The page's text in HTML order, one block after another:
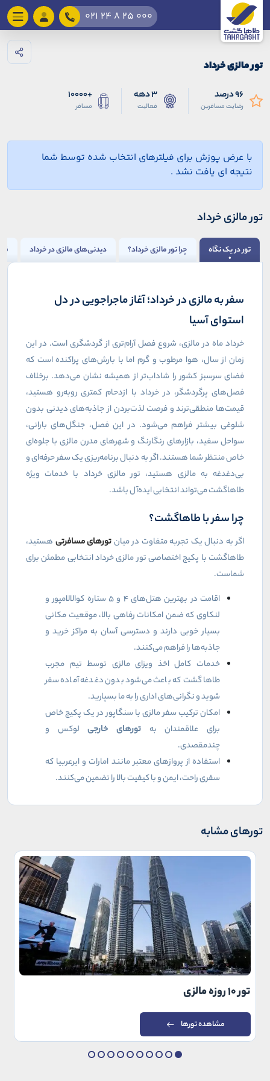
021 24 8 25 000
تور مالزی خرداد
96 درصد
رضایت مسافرین
3 دهه
فعالیت
+10000
مسافر
با عرض پوزش برای فیلترهای انتخاب شده توسط شما
نتیجه ای یافت نشد .
تور مالزی خرداد
تور در یک نگاه چرا تور مالزی خرداد؟ دیدنی‌های مالزی در خرداد
سفر به مالزی در خرداد؛ آغاز ماجراجویی در دل
استوای آسیا
خرداد ماه در مالزی، شروع فصل آرام‌تری از گردشگری است. در این
زمان از سال، هوا مرطوب و گرم اما با بارش‌های پراکنده است که
فضای سرسبز کشور را شاداب‌تر از همیشه نشان می‌دهد. برخلاف
فصل‌های پرگردشگر، در خرداد با ازدحام کمتری روبه‌رو هستید،
قیمت‌ها منطقی‌ترند و فرصت لذت‌بردن از جاذبه‌های دیدنی بدون
شلوغی بیشتر فراهم می‌شود. در این فصل، جنگل‌های بارانی،
سواحل سفید، بازارهای رنگارنگ و شهرهای مدرن مالزی با جلوه‌ای
خاص منتظر شما هستند. اگر به دنبال برنامه‌ریزی یک سفر حرفه‌ای و
بی‌دغدغه به مالزی هستید، تور مالزی خرداد با خدمات ویژه
طاهاگشت می‌تواند انتخابی ایده‌آل باشد.
چرا سفر با طاهاگشت؟
اگر به دنبال یک تجربه متفاوت در میانتورهای مسافرتی هستید،
طاهاگشت با پکیج اختصاصی تور مالزی خرداد انتخابی مطمئن برای
شماست.
اقامت در بهترین هتل‌های ۴ و ۵ ستاره کوالالامپور و
لنکاوی که ضمن امکانات رفاهی بالا، موقعیت مکانی
بسیار خوبی دارند و دسترسی آسان به مراکز خرید و
جاذبه‌ها را فراهم می‌کنند.
خدمات کامل اخذ ویزای مالزی توسط تیم مجرب
طاهاگشت که باعث می‌شود بدون دغدغه آماده سفر
شوید و نگرانی‌های اداری را به ما بسپارید.
امکان ترکیب سفر مالزی با سنگاپور در یک پکیج خاص
برای علاقمندان به تورهای خارجیلوکس و
چندمقصدی.
استفاده از پروازهای معتبر مانند امارات و ایرعربیا که
سفری راحت، ایمن و با کیفیت بالا را تضمین می‌کنند.
تورهای مشابه
تور 10 روزه مالزی
مشاهده تورها